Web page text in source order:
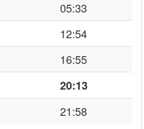
05:33
12:54
16:55
20:13
21:58